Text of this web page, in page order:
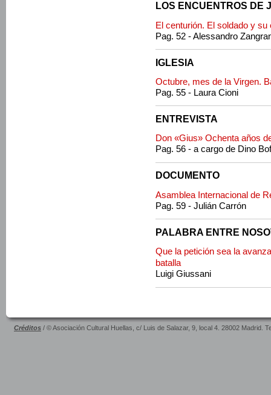
LOS ENCUENTROS DE
El centurión. El soldado y su
Pag. 52 - Alessandro
IGLESIA
Octubre, mes de la Virgen.
Pag. 55 - Laura Cioni
ENTREVISTA
Don «Gius» Ochenta años
Pag. 56 - a cargo de Dino
DOCUMENTO
Asamblea Internacional de
Pag. 59 - Julián Carrón
PALABRA ENTRE
Que la petición sea la
batalla
Luigi Giussani
Créditos / © Asociación Cultural Huellas, c/ Luis de Salazar, 9, local 4. 28002 Madrid.